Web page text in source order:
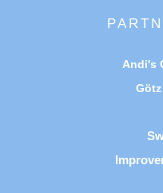
Andi's